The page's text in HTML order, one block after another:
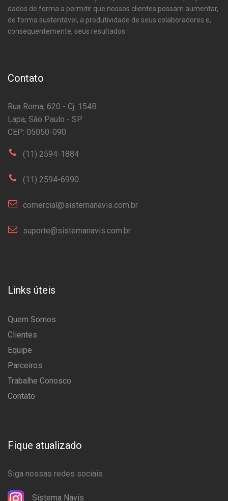
dados de forma a permitir que nossos clientes possam aumentar,
de forma sustentável, a produtividade de seus colaboradores e,
consequentemente, seus resultados
Contato
Rua Roma, 620 - Cj. 154B
Lapa, São Paulo - SP
CEP: 05050-090
(11) 2594-1884
(11) 2594-6990
comercial@sistemanavis.com.br
suporte@sistemanavis.com.br
Links úteis
Quem Somos
Clientes
Equipe
Parceiros
Trabalhe Conosco
Contato
Fique atualizado
Siga nossas redes sociais
Sistema Navis